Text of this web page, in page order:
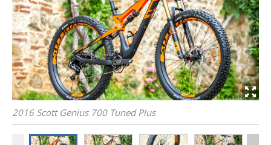
2016 Scott Genius 700 Tuned Plus